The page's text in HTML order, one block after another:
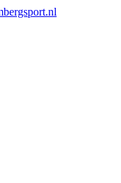
bergsport.nl